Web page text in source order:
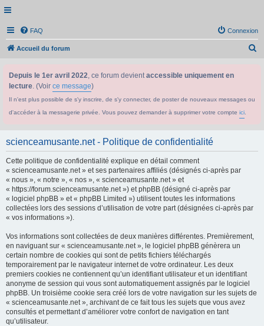
FAQ Connexion
Accueil du forum
Depuis le 1er avril 2022, ce forum devientaccessible uniquement en
lecture. (Voir ce message)
Il n'est plus possible de s'y inscrire, de s'y connecter, de poster de nouveaux messages ou
d'accéder à la messagerie privée. Vous pouvez demander à supprimer votre compte ici
scienceamusante.net - Politique de confidentialité
Cette politique de confidentialité explique en détail comment
« scienceamusante.net » et ses partenaires affiliés (désignés ci-après par
« nous », « notre », « nos », « scienceamusante.net » et
« https://forum.scienceamusante.net ») et phpBB (désigné ci-après par
« logiciel phpBB » et « phpBB Limited ») utilisent toutes les informations
collectées lors des sessions d’utilisation de votre part (désignées ci-après par
« vos informations »).
Vos informations sont collectées de deux manières différentes. Premièrement,
en naviguant sur « scienceamusante.net », le logiciel phpBB génèrera un
certain nombre de cookies qui sont de petits fichiers téléchargés
temporairement par le navigateur internet de votre ordinateur. Les deux
premiers cookies ne contiennent qu’un identifiant utilisateur et un identifiant
anonyme de session qui vous sont automatiquement assignés par le logiciel
phpBB. Un troisième cookie sera créé lors de votre navigation sur les sujets de
« scienceamusante.net », archivant de ce fait tous les sujets que vous avez
consultés et permettant d’améliorer votre confort de navigation en tant
qu’utilisateur.